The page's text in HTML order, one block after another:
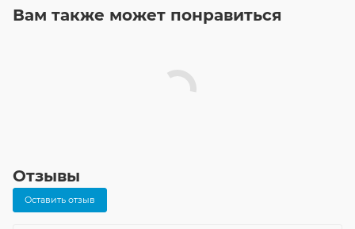
Вам также может понравиться
Отзывы
Оставить отзыв